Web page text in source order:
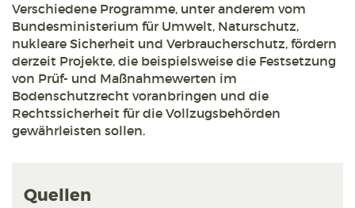
Verschiedene Programme, unter anderem vom
Bundesministerium für Umwelt, Naturschutz,
nukleare Sicherheit und Verbraucherschutz, fördern
derzeit Projekte, die beispielsweise die Festsetzung
von Prüf- und Maßnahmewerten im
Bodenschutzrecht voranbringen und die
Rechtssicherheit für die Vollzugsbehörden
gewährleisten sollen.
Quellen